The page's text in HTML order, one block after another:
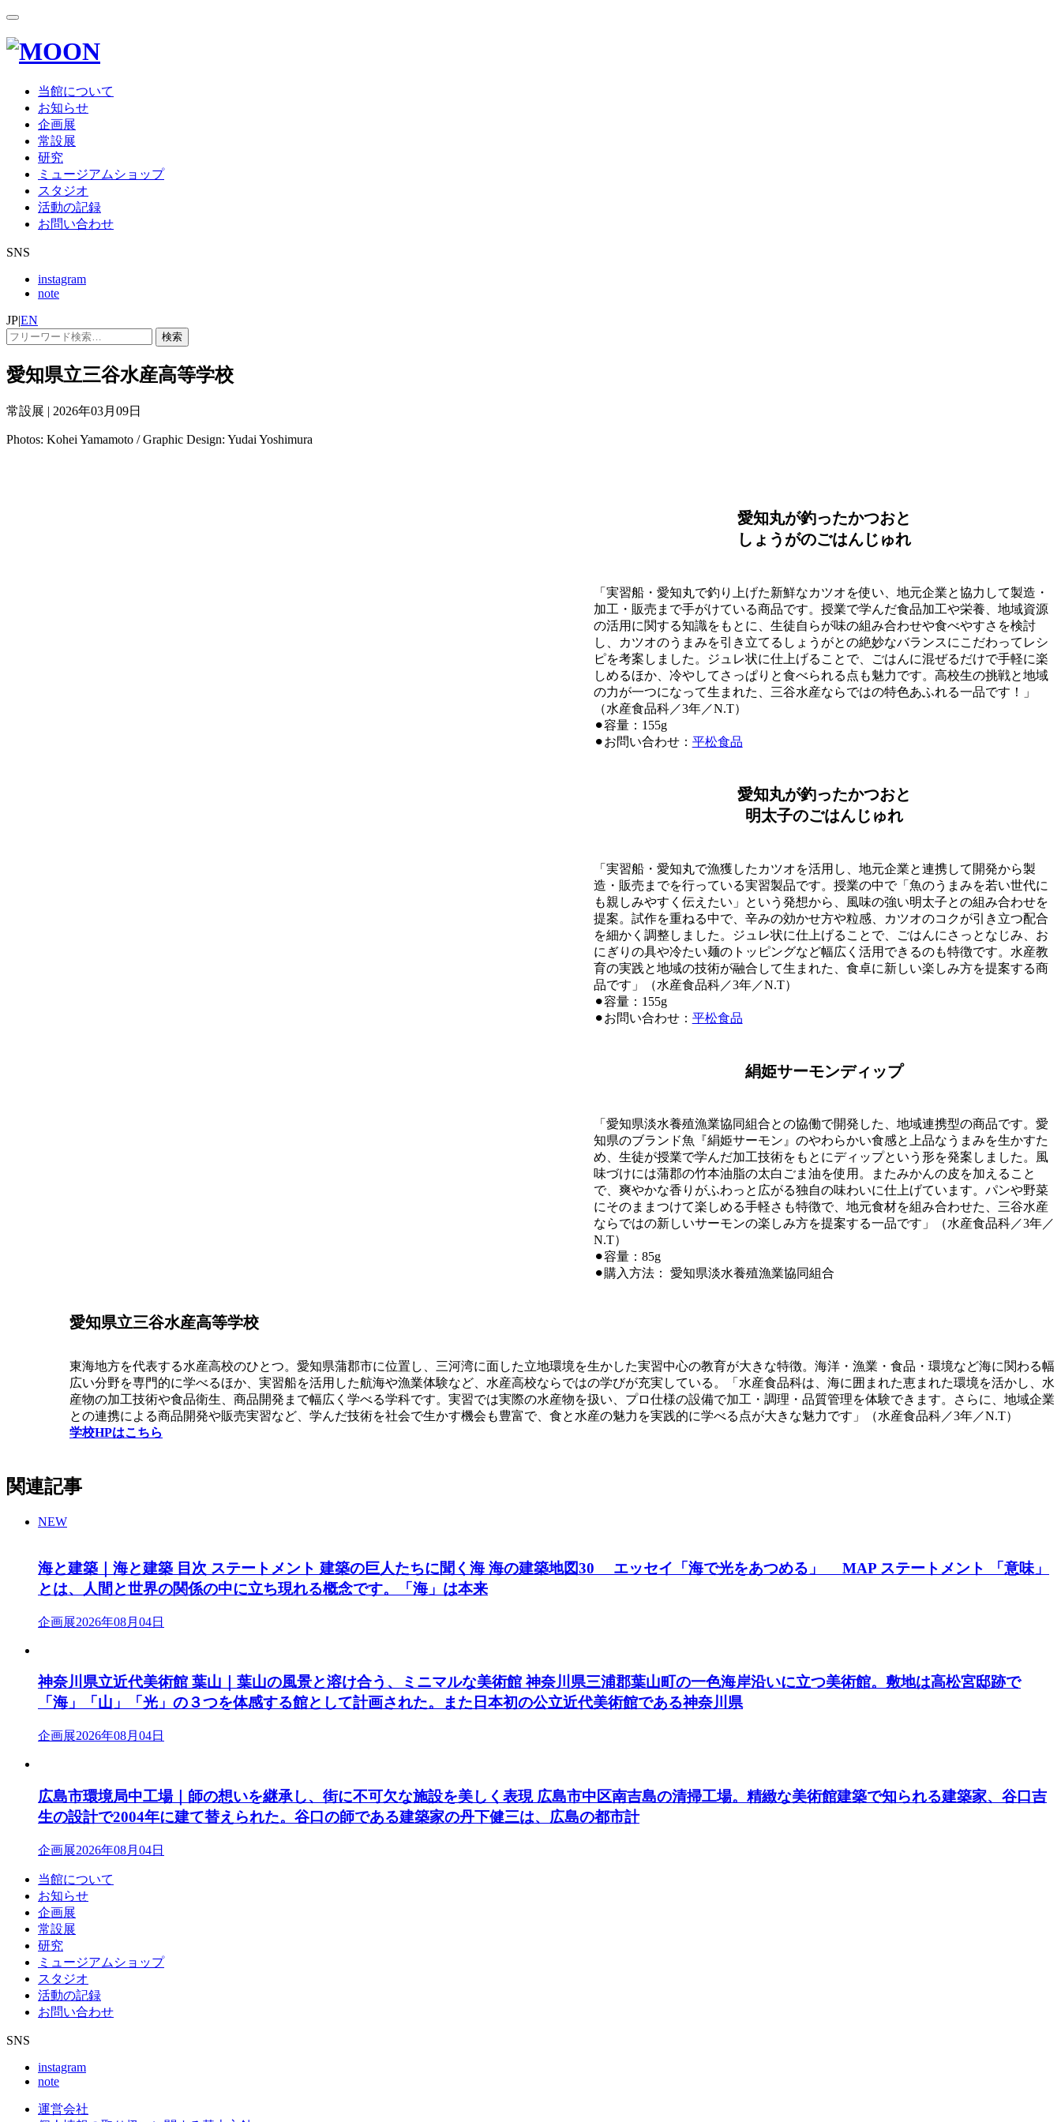
当館について
お知らせ
企画展
常設展
研究
ミュージアムショップ
スタジオ
活動の記録
お問い合わせ
SNS
instagram
note
JP|EN
検索
愛知県立三谷水産高等学校
常設展 | 2026年03月09日
Photos: Kohei Yamamoto /Graphic Design: Yudai Yoshimura
愛知丸が釣ったかつおと
しょうがのごはんじゅれ
「実習船・愛知丸で釣り上げた新鮮なカツオを使い、地元企業と協力して製造・
加工・販売まで手がけている商品です。授業で学んだ食品加工や栄養、地域資源
の活用に関する知識をもとに、生徒自らが味の組み合わせや食べやすさを検討
し、カツオのうまみを引き立てるしょうがとの絶妙なバランスにこだわってレシ
ピを考案しました。ジュレ状に仕上げることで、ごはんに混ぜるだけで手軽に楽
しめるほか、冷やしてさっぱりと食べられる点も魅力です。高校生の挑戦と地域
の力が一つになって生まれた、三谷水産ならではの特色あふれる一品です！」
（水産食品科／3年／N.T）
⚫︎容量：155g
⚫︎お問い合わせ： 平松食品
愛知丸が釣ったかつおと
明太子のごはんじゅれ
「実習船・愛知丸で漁獲したカツオを活用し、地元企業と連携して開発から製
造・販売までを行っている実習製品です。授業の中で「魚のうまみを若い世代に
も親しみやすく伝えたい」という発想から、風味の強い明太子との組み合わせを
提案。試作を重ねる中で、辛みの効かせ方や粒感、カツオのコクが引き立つ配合
を細かく調整しました。ジュレ状に仕上げることで、ごはんにさっとなじみ、お
にぎりの具や冷たい麺のトッピングなど幅広く活用できるのも特徴です。水産教
育の実践と地域の技術が融合して生まれた、食卓に新しい楽しみ方を提案する商
品です」（水産食品科／3年／N.T）
⚫︎容量：155g
⚫︎お問い合わせ： 平松食品
絹姫サーモンディップ
「愛知県淡水養殖漁業協同組合との協働で開発した、地域連携型の商品です。愛
知県のブランド魚『絹姫サーモン』のやわらかい食感と上品なうまみを生かすた
め、生徒が授業で学んだ加工技術をもとにディップという形を発案しました。風
味づけには蒲郡の竹本油脂の太白ごま油を使用。またみかんの皮を加えること
で、爽やかな香りがふわっと広がる独自の味わいに仕上げています。パンや野菜
にそのままつけて楽しめる手軽さも特徴で、地元食材を組み合わせた、三谷水産
ならではの新しいサーモンの楽しみ方を提案する一品です」（水産食品科／3年／
N.T）
⚫︎容量：85g
⚫︎購入方法： 愛知県淡水養殖漁業協同組合
愛知県立三谷水産高等学校
東海地方を代表する水産高校のひとつ。愛知県蒲郡市に位置し、三河湾に面した立地環境を生かした実習中心の教育が大きな特徴。海洋・漁業・食品・環境など海に関わる幅
広い分野を専門的に学べるほか、実習船を活用した航海や漁業体験など、水産高校ならではの学びが充実している。「水産食品科は、海に囲まれた恵まれた環境を活かし、水
産物の加工技術や食品衛生、商品開発まで幅広く学べる学科です。実習では実際の水産物を扱い、プロ仕様の設備で加工・調理・品質管理を体験できます。さらに、地域企業
との連携による商品開発や販売実習など、学んだ技術を社会で生かす機会も豊富で、食と水産の魅力を実践的に学べる点が大きな魅力です」（水産食品科／3年／N.T）
学校HPはこちら
関連記事
NEW
海と建築｜海と建築 目次 ステートメント 建築の巨人たちに聞く海 海の建築地図30 エッセイ「海で光をあつめる」 MAP ステートメント 「意味」
とは、人間と世界の関係の中に立ち現れる概念です。「海」は本来
企画展2026年08月04日
神奈川県立近代美術館 葉山｜葉山の風景と溶け合う、ミニマルな美術館 神奈川県三浦郡葉山町の一色海岸沿いに立つ美術館。敷地は高松宮邸跡で
「海」「山」「光」の３つを体感する館として計画された。また日本初の公立近代美術館である神奈川県
企画展2026年08月04日
広島市環境局中工場｜師の想いを継承し、街に不可欠な施設を美しく表現 広島市中区南吉島の清掃工場。精緻な美術館建築で知られる建築家、谷口吉
生の設計で2004年に建て替えられた。谷口の師である建築家の丹下健三は、広島の都市計
企画展2026年08月04日
当館について
お知らせ
企画展
常設展
研究
ミュージアムショップ
スタジオ
活動の記録
お問い合わせ
SNS
instagram
note
運営会社